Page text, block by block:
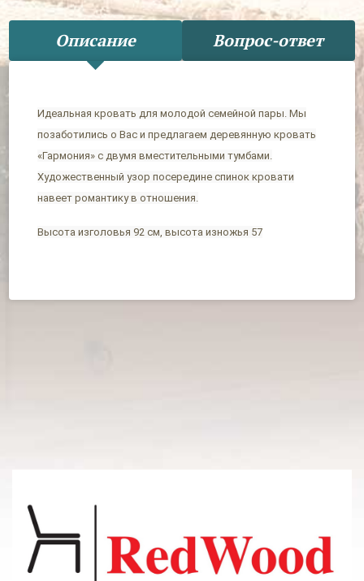
Описание Вопрос-ответ
Идеальная кровать для молодой семейной пары. Мы
позаботились о Вас и предлагаем деревянную кровать
«Гармония» с двумя вместительными тумбами.
Художественный узор посередине спинок кровати
навеет романтику в отношения.
Высота изголовья 92 см, высота изножья 57